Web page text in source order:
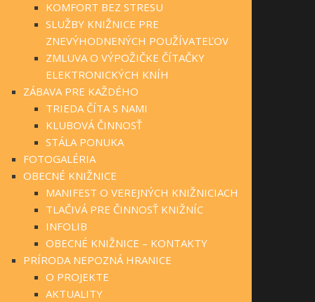
KOMFORT BEZ STRESU
SLUŽBY KNIŽNICE PRE
ZNEVÝHODNENÝCH POUŽÍVATEĽOV
ZMLUVA O VÝPOŽIČKE ČÍTAČKY
ELEKTRONICKÝCH KNÍH
ZÁBAVA PRE KAŽDÉHO
TRIEDA ČÍTA S NAMI
KLUBOVÁ ČINNOSŤ
STÁLA PONUKA
FOTOGALÉRIA
OBECNÉ KNIŽNICE
MANIFEST O VEREJNÝCH KNIŽNICIACH
TLAČIVÁ PRE ČINNOSŤ KNIŽNÍC
INFOLIB
OBECNÉ KNIŽNICE – KONTAKTY
PRÍRODA NEPOZNÁ HRANICE
O PROJEKTE
AKTUALITY